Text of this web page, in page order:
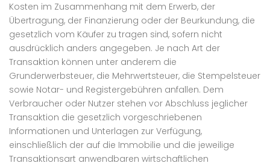
Kosten im Zusammenhang mit dem Erwerb, der
Übertragung, der Finanzierung oder der Beurkundung, die
gesetzlich vom Käufer zu tragen sind, sofern nicht
ausdrücklich anders angegeben. Je nach Art der
Transaktion können unter anderem die
Grunderwerbsteuer, die Mehrwertsteuer, die Stempelsteuer
sowie Notar- und Registergebühren anfallen. Dem
Verbraucher oder Nutzer stehen vor Abschluss jeglicher
Transaktion die gesetzlich vorgeschriebenen
Informationen und Unterlagen zur Verfügung,
einschließlich der auf die Immobilie und die jeweilige
Transaktionsart anwendbaren wirtschaftlichen